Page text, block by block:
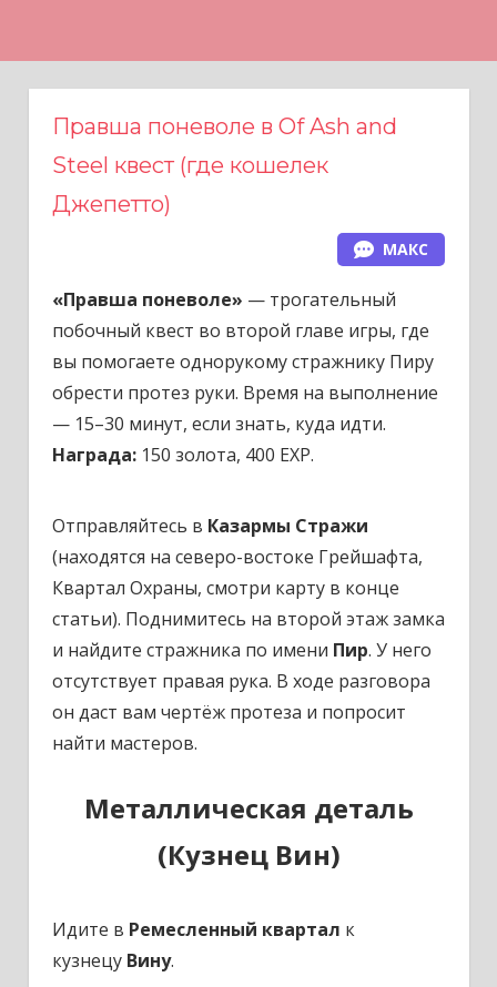
Правша поневоле в Of Ash and
Steel квест (где кошелек
Джепетто)
МАКС
«Правша поневоле» — трогательный
побочный квест во второй главе игры, где
вы помогаете однорукому стражнику Пиру
обрести протез руки. Время на выполнение
— 15–30 минут, если знать, куда идти.
Награда:150 золота, 400 EXP.
Отправляйтесь в Казармы Стражи
(находятся на северо-востоке Грейшафта,
Квартал Охраны, смотри карту в конце
статьи). Поднимитесь на второй этаж замка
и найдите стражника по имени Пир. У него
отсутствует правая рука. В ходе разговора
он даст вам чертёж протеза и попросит
найти мастеров.
Металлическая деталь
(Кузнец Вин)
Идите в Ремесленный квартал к
кузнецу Вину.